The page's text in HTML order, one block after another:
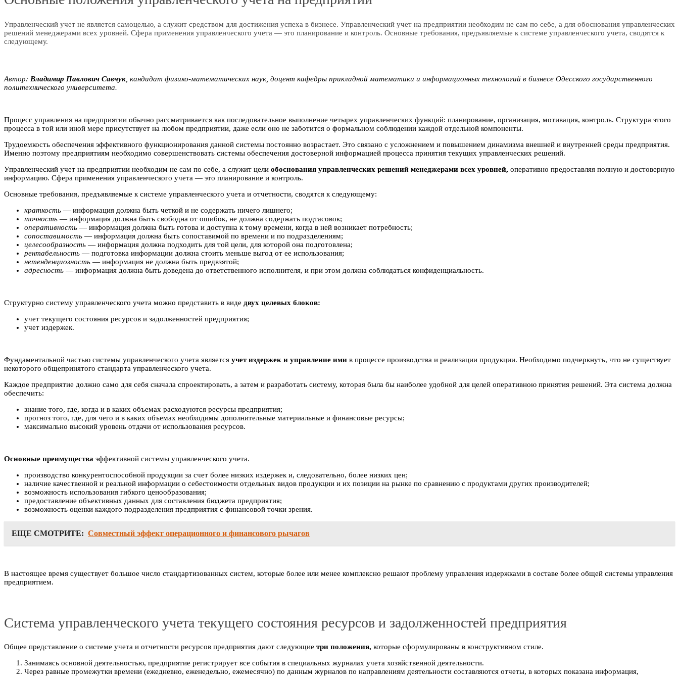
Управленческий учет не является самоцелью, а служит средством для достижения успеха в бизнесе. Управленческий учет на предприятии необходим не сам по себе, а для обоснования управленческих
решений менеджерами всех уровней. Сфера применения управленческого учета — это планирование и контроль. Основные требования, предъявляемые к системе управленческого учета, сводятся к
следующему.
Автор: Bлaдимиp Павлович Caвчyк, кандидат физико-математических наук, доцент кафедры прикладной математики и информационных технологий в бизнесе Одесского государственного
политехнического университета.
Процесс управления на предприятии обычно рассматривается как последовательное выполнение четырех управленческих функций: планирование, организация, мотивация, контроль. Структура этого
процесса в той или иной мере присутствует на любом предприятии, даже если оно не заботится о формальном соблюдении каждой отдельной компоненты.
Трудоемкость обеспечения эффективного функционирования данной системы постоянно возрастает. Это связано с усложнением и повышением динамизма внешней и внутренней среды предприятия.
Именно поэтому предприятиям необходимо совершенствовать системы обеспечения достоверной информацией процесса принятия текущих управленческих решений.
Управленческий учет на предприятии необходим не сам по себе, а служит цели обоснования управленческих решений менеджерами всех уровней, оперативно предоставляя полную и достоверную
информацию. Сфера применения управленческого учета — это планирование и контроль.
Основные требования, предъявляемые к системе управленческого учета и отчетности, сводятся к следующему:
краткость — информация должна быть четкой и не содержать ничего лишнего;
точность — информация должна быть свободна от ошибок, не должна содержать подтасовок;
оперативность — информация должна быть готова и доступна к тому времени, когда в ней возникает потребность;
сопоставимость — информация должна быть сопоставимой по времени и по подразделениям;
целесообразность — информация должна подходить для той цели, для которой она подготовлена;
рентабельность — подготовка информации должна стоить меньше выгод от ее использования;
нетенденциозность — информация не должна быть предвзятой;
адресность — информация должна быть доведена до ответственного исполнителя, и при этом должна соблюдаться конфиденциальность.
Структурно систему управленческого учета можно представить в виде двух целевых блоков:
учет текущего состояния ресурсов и задолженностей предприятия;
учет издержек.
Фундаментальной частью системы управленческого учета является учет издержек и управление ими в процессе производства и реализации продукции. Необходимо подчеркнуть, что не существует
некоторого общепринятого стандарта управленческого учета.
Каждое предприятие должно само для себя сначала спроектировать, а затем и разработать систему, которая была бы наиболее удобной для целей оперативною принятия решений. Эта система должна
обеспечить:
знание того, где, когда и в каких объемах расходуются ресурсы предприятия;
прогноз того, где, для чего и в каких объемах необходимы дополнительные материальные и финансовые ресурсы;
максимально высокий уровень отдачи от использования ресурсов.
Основные преимущества эффективной системы управленческого учета.
производство конкурентоспособной продукции за счет более низких издержек и, следовательно, более низких цен;
наличие качественной и реальной информации о себестоимости отдельных видов продукции и их позиции на рынке по сравнению с продуктами других производителей;
возможность использования гибкого ценообразования;
предоставление объективных данных для составления бюджета предприятия;
возможность оценки каждого подразделения предприятия с финансовой точки зрения.
ЕЩЕ СМОТРИТЕ: Совместный эффект операционного и финансового рычагов
В настоящее время существует большое число стандартизованных систем, которые более или менее комплексно решают проблему управления издержками в составе более общей системы управления
предприятием.
Система управленческого учета текущего состояния ресурсов и задолженностей предприятия
Общее представление о системе учета и отчетности ресурсов предприятия дают следующие три положения, которые сформулированы в конструктивном стиле.
Занимаясь основной деятельностью, предприятие регистрирует все события в специальных журналах учета хозяйственной деятельности.
Через равные промежутки времени (ежедневно, еженедельно, ежемесячно) по данным журналов по направлениям деятельности составляются отчеты, в которых показана информация,